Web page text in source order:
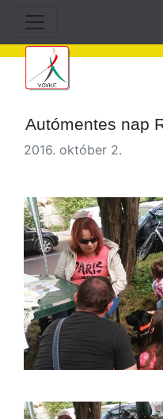
Autómentes nap
2016. október 2.